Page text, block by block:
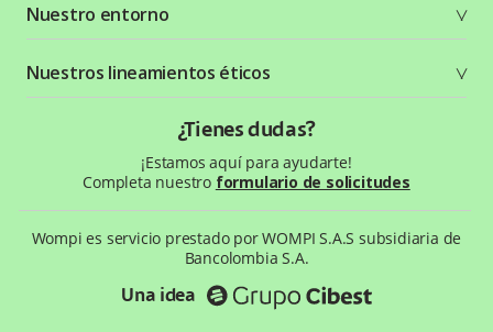
Seguridad
Términos y condiciones
Política de privacidad
Recursos gráficos
Status Page
Nuestro entorno
¿Qué es Wompi?
Wiki Wompi
Preguntas frecuentes
Nuestros lineamientos éticos
¿Tienes dudas?
¡Estamos aquí para ayudarte!
Completa nuestro formulario de solicitudes
Wompi es servicio prestado por WOMPI S.A.S subsidiaria de
Bancolombia S.A.
Una idea